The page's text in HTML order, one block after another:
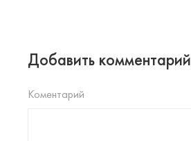
Добавить комментарий
Коментарий